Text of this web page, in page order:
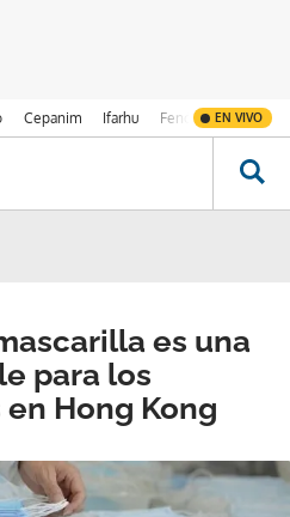
Cepanim Ifarhu Fenómeno de El
EN VIVO
es una
para los
Hong Kong